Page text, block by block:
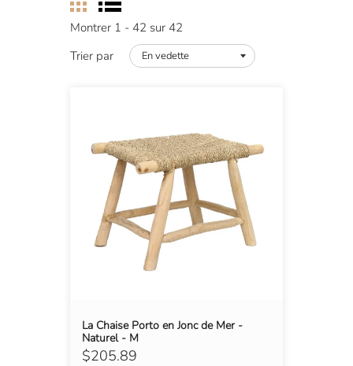
Montrer 1 - 42 sur 42
Trier par
$205.89
La Chaise Porto en Jonc de Mer -
Naturel - M